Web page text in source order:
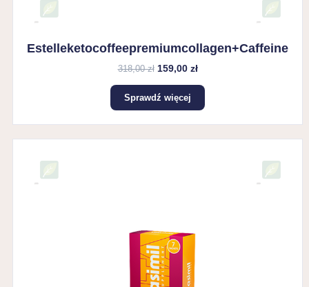
Estelleketocoffeepremiumcollagen+Caffeine
318,00 zł159,00 zł
Sprawdź więcej